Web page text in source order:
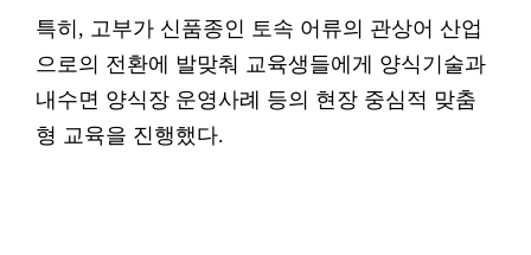
특히, 고부가 신품종인 토속 어류의 관상어 산업
으로의 전환에 발맞춰 교육생들에게 양식기술과
내수면 양식장 운영사례 등의 현장 중심적 맞춤
형 교육을 진행했다.